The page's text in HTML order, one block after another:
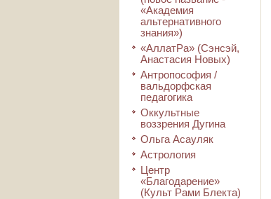
«Академия
альтернативного
знания»)
«АллатРа» (Сэнсэй,
Анастасия Новых)
Антропософия /
вальдорфская
педагогика
Оккультные
воззрения Дугина
Ольга Асауляк
Астрология
Центр
«Благодарение»
(Культ Рами Блекта)